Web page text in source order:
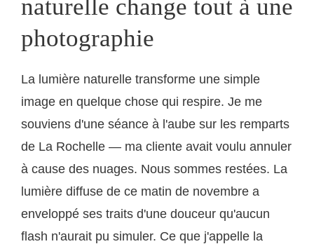
naturelle change tout à une
photographie
La lumière naturelle transforme une simple
image en quelque chose qui respire. Je me
souviens d'une séance à l'aube sur les remparts
de La Rochelle — ma cliente avait voulu annuler
à cause des nuages. Nous sommes restées. La
lumière diffuse de ce matin de novembre a
enveloppé ses traits d'une douceur qu'aucun
flash n'aurait pu simuler. Ce que j'appelle la